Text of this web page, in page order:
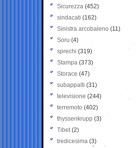
Sicurezza (452)
sindacati (162)
Sinistra arcobaleno (11)
Soru (4)
sprechi (319)
Stampa (373)
Storace (47)
subappalti (31)
televisione(244)
terremoto (402)
thyssenkrupp (3)
Tibet(2)
tredicesima (3)